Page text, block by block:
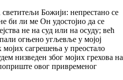
Божији: непрестано се
би ли ме Он удостојио да се
не на суд или на осуду; већ
огњено угљевље у мојој
сагрешења у преостало
низведен због мојих грехова на
овог привременог